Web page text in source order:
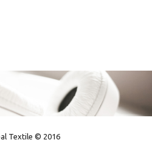
Textile © 2016